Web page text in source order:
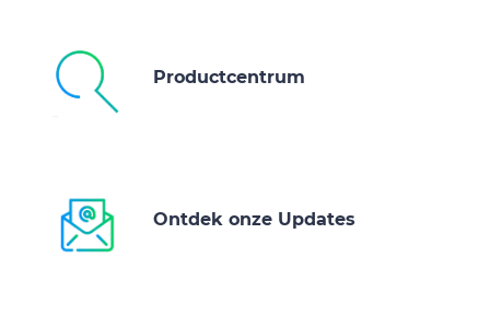
Productcentrum
Ontdek onze Updates